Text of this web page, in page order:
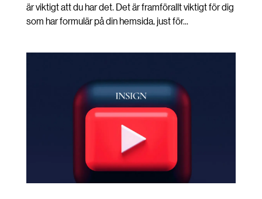
är viktigt att du har det. Det är framförallt viktigt för dig
som har formulär på din hemsida, just för...